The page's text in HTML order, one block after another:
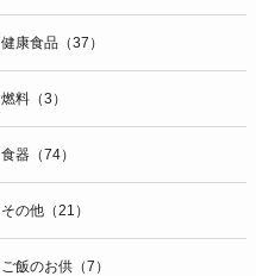
健康食品（37）
燃料（3）
食器（74）
その他（21）
ご飯のお供（7）